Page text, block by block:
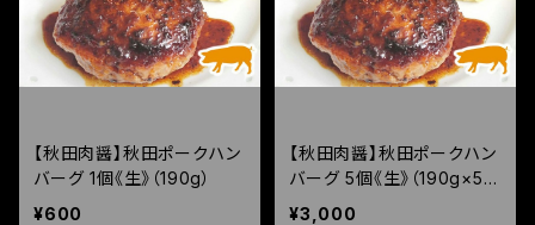
【秋田肉醤】秋田ポークハン
バーグ 1個《生》（190g）
¥600
【秋田肉醤】秋田ポークハン
バーグ 5個《生》（190g×5
個）
¥3,000